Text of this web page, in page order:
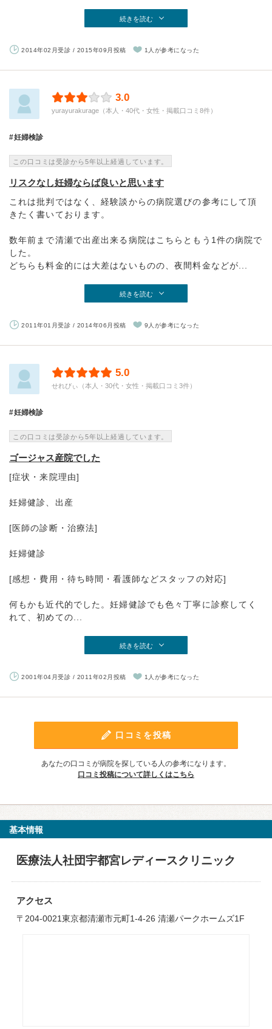
続きを読む
2014年02月受診 / 2015年09月投稿 1人が参考になった
3.0
yurayurakurage（本人・40代・女性・掲載口コミ8件）
妊婦検診
この口コミは受診から5年以上経過しています。
リスクなし妊婦ならば良いと思います
これは批判ではなく、経験談からの病院選びの参考にして頂
きたく書いております。
数年前まで清瀬で出産出来る病院はこちらともう1件の病院で
した。
どちらも料金的には大差はないものの、夜間料金などが...
続きを読む
2011年01月受診 / 2014年06月投稿 9人が参考になった
5.0
せれびぃ（本人・30代・女性・掲載口コミ3件）
妊婦検診
この口コミは受診から5年以上経過しています。
ゴージャス産院でした
[症状・来院理由]
妊婦健診、出産
[医師の診断・治療法]
妊婦健診
[感想・費用・待ち時間・看護師などスタッフの対応]
何もかも近代的でした。妊婦健診でも色々丁寧に診察してく
れて、初めての...
続きを読む
2001年04月受診 / 2011年02月投稿 1人が参考になった
口コミを投稿
あなたの口コミが病院を探している人の参考になります。
口コミ投稿について詳しくはこちら
基本情報
医療法人社団宇都宮レディースクリニック
アクセス
〒204-0021東京都清瀬市元町1-4-26 清瀬パークホームズ1F